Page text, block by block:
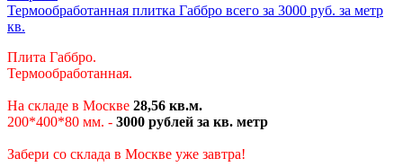
Термообработанная плитка Габбро всего за 3000 руб. за метр
кв.
Плита Габбро.
Термообработанная.
На складе в Москве 28,56 кв.м.
200*400*80 мм. - 3000 рублей за кв. метр
Забери со склада в Москве уже завтра!